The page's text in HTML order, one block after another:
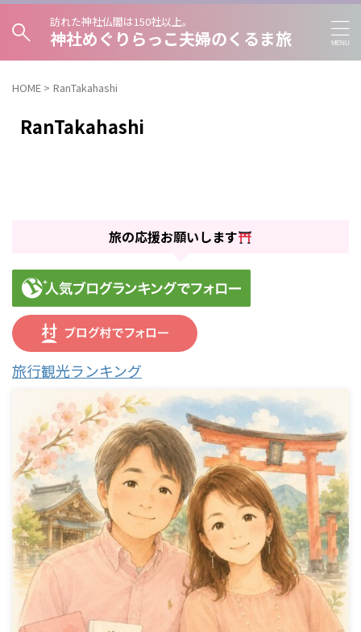
訪れた神社仏閣は150社以上。
神社めぐりらっこ夫婦のくるま旅
HOME > RanTakahashi
RanTakahashi
旅の応援お願いします
旅行観光ランキング